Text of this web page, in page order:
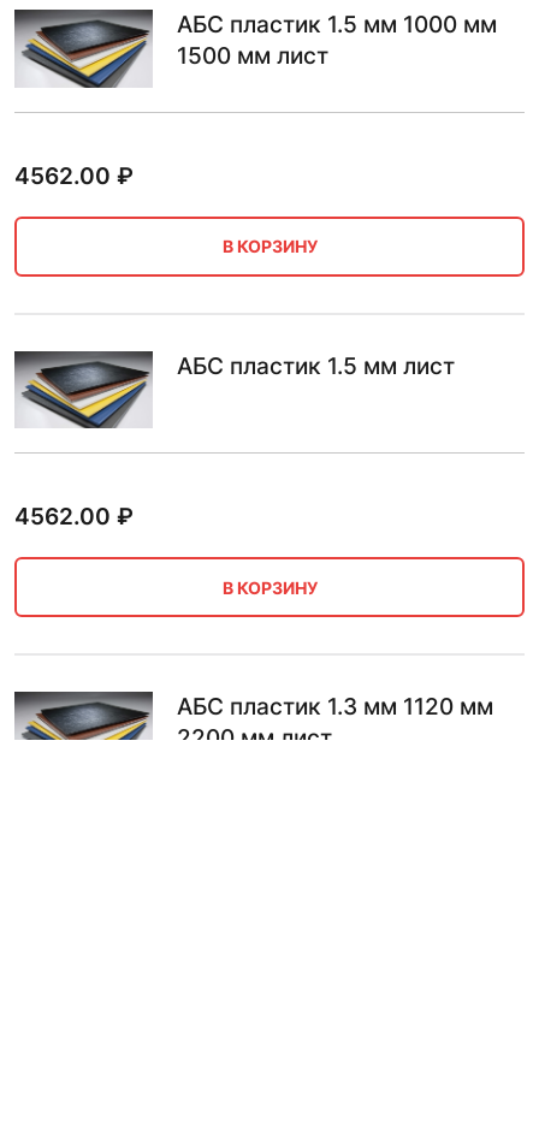
АБС пластик 1.5 мм 1000 мм
1500 мм лист
4562.00 ₽
В КОРЗИНУ
АБС пластик 1.5 мм лист
4562.00 ₽
В КОРЗИНУ
АБС пластик 1.3 мм 1120 мм
2200 мм лист